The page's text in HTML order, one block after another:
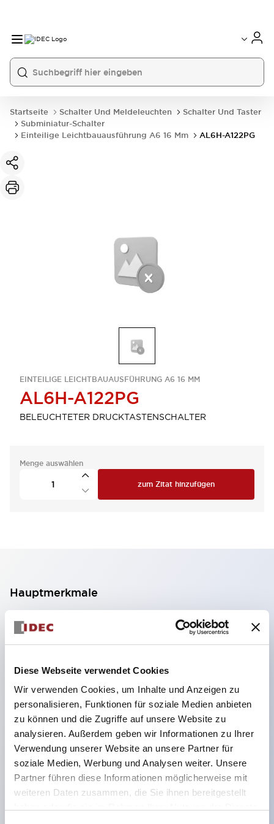
Diese Webseite verwendet Cookies
Wir verwenden Cookies, um Inhalte und Anzeigen zu
personalisieren, Funktionen für soziale Medien anbieten
zu können und die Zugriffe auf unsere Website zu
analysieren. Außerdem geben wir Informationen zu Ihrer
Verwendung unserer Website an unsere Partner für
soziale Medien, Werbung und Analysen weiter. Unsere
Partner führen diese Informationen möglicherweise mit
weiteren Daten zusammen, die Sie ihnen bereitgestellt
Startseite Schalter Und Meldeleuchten
Schalter Und Taster
Subminiatur-Schalter
Einteilige Leichtbauausführung A6 16 Mm
AL6H-A122PG
EINTEILIGE LEICHTBAUAUSFÜHRUNG A6 16 MM
AL6H-A122PG
BELEUCHTETER DRUCKTASTENSCHALTER
Menge auswählen
zum Zitat hinzufügen
Hauptmerkmale
Geeignet für ein breites Anwendungsspektrum
von der Konsumelektronik bis zum FA-Bereich
Schutzarten IP40 und IP65 vollständig verfügbar
(IEC 60529)
UL- und CSA-zertifiziert. Entspricht EN (Europa)
Normen. CCC-zertifiziert (außer Anzeigeleuchten).
Mit speziellem Zubehör leicht auf Φ22 Flash-
Silhouette umstellbar